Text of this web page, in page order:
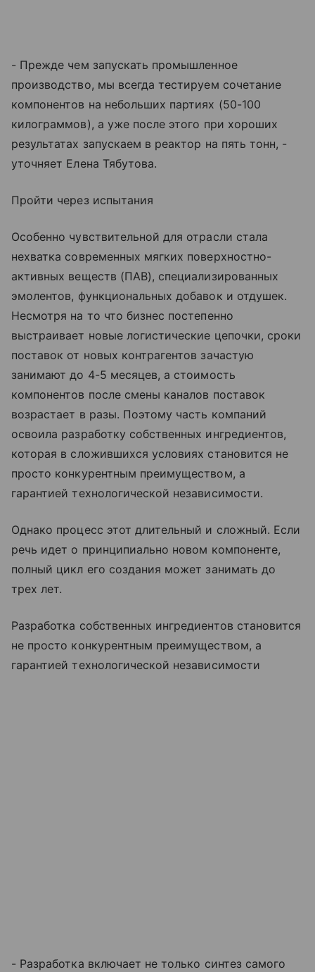
- Прежде чем запускать промышленное
производство, мы всегда тестируем сочетание
компонентов на небольших партиях (50-100
килограммов), а уже после этого при хороших
результатах запускаем в реактор на пять тонн, -
уточняет Елена Тябутова.
Пройти через испытания
Особенно чувствительной для отрасли стала
нехватка современных мягких поверхностно-
активных веществ (ПАВ), специализированных
эмолентов, функциональных добавок и отдушек.
Несмотря на то что бизнес постепенно
выстраивает новые логистические цепочки, сроки
поставок от новых контрагентов зачастую
занимают до 4-5 месяцев, а стоимость
компонентов после смены каналов поставок
возрастает в разы. Поэтому часть компаний
освоила разработку собственных ингредиентов,
которая в сложившихся условиях становится не
просто конкурентным преимуществом, а
гарантией технологической независимости.
Однако процесс этот длительный и сложный. Если
речь идет о принципиально новом компоненте,
полный цикл его создания может занимать до
трех лет.
Разработка собственных ингредиентов становится
не просто конкурентным преимуществом, а
гарантией технологической независимости
- Разработка включает не только синтез самого